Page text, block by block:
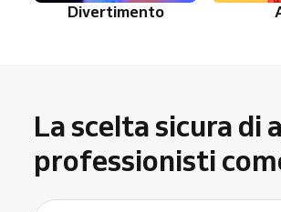
Divertimento
La scelta sicura di
professionisti